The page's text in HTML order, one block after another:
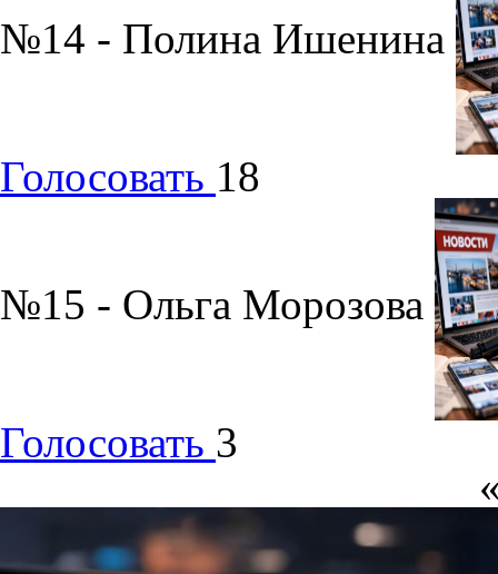
№14 - Полина Ишенина
Голосовать 18
№15 - Ольга Морозова
Голосовать 3